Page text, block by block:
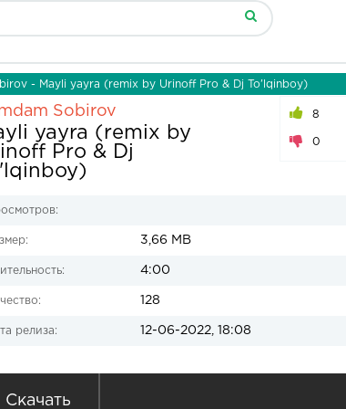
- Mayli yayra (remix by Urinoff Pro & Dj To'lqinboy)
Sobirov
yayra (remix by
Pro & Dj
8
0
3,66 MB
4:00
128
релиза: 12-06-2022, 18:08
Скачать